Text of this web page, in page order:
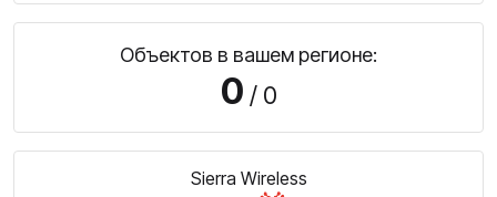
Объектов в вашем регионе:
0 / 0
Sierra Wireless